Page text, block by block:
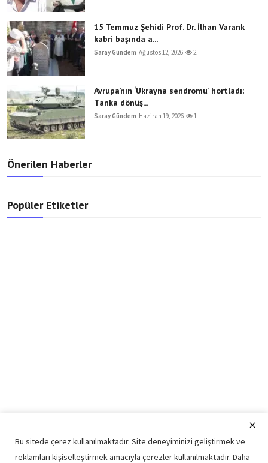
15 Temmuz Şehidi Prof. Dr. İlhan Varank
kabri başında a...
Saray Gündem Ağustos 12, 2026 2
Avrupa’nın ‘Ukrayna sendromu’ hortladı;
Tanka dönüş...
Saray Gündem Haziran 19, 2026 1
Önerilen Haberler
Popüler Etiketler
Bu sitede çerez kullanılmaktadır. Site deneyiminizi geliştirmek ve
reklamları kişiselleştirmek amacıyla çerezler kullanılmaktadır. Daha